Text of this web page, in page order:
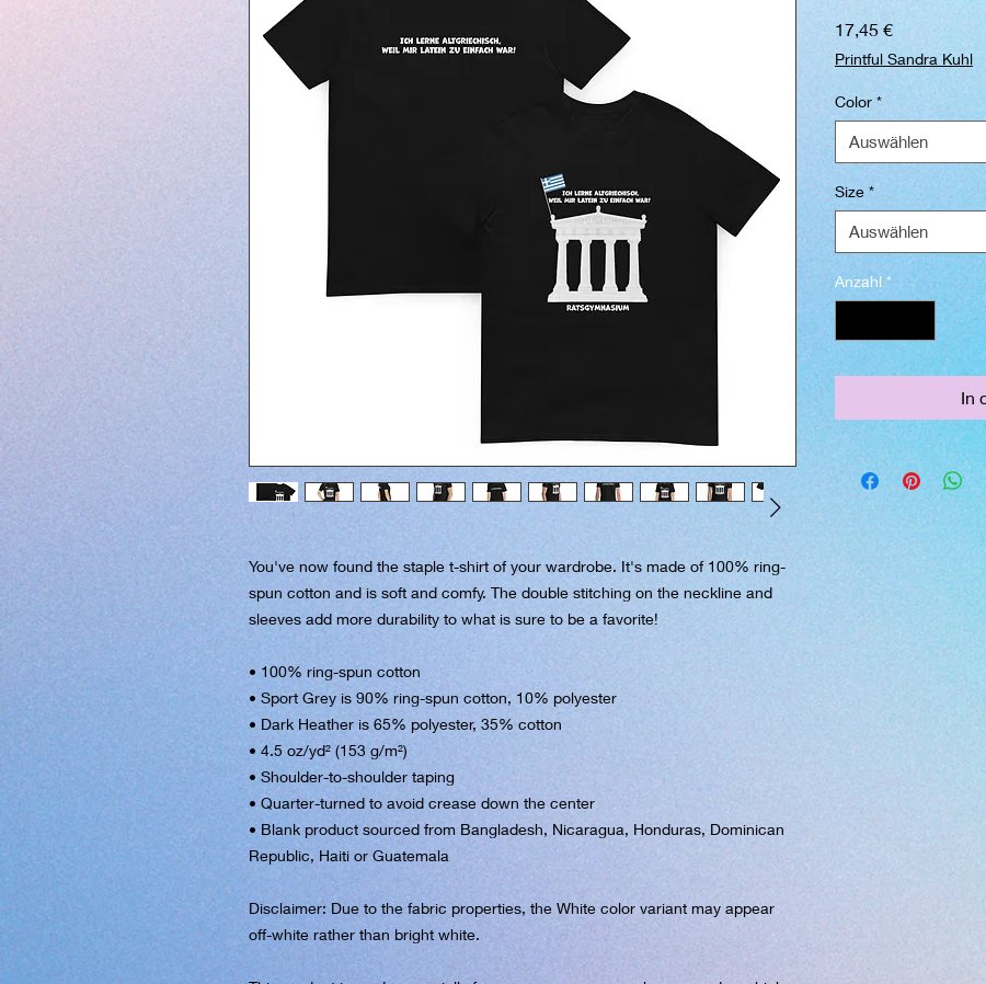
You've now found the staple t-shirt of your wardrobe. It's made of 100% ring-
spun cotton and is soft and comfy. The double stitching on the neckline and
sleeves add more durability to what is sure to be a favorite!
• 100% ring-spun cotton
• Sport Grey is 90% ring-spun cotton, 10% polyester
• Dark Heather is 65% polyester, 35% cotton
• 4.5 oz/yd² (153 g/m²)
• Shoulder-to-shoulder taping
• Quarter-turned to avoid crease down the center
• Blank product sourced from Bangladesh, Nicaragua, Honduras, Dominican
Republic, Haiti or Guatemala
Disclaimer: Due to the fabric properties, the White color variant may appear
off-white rather than bright white.
17,45 €Preis
Printful Sandra Kuhl
Color *
Auswählen
Size *
Auswählen
Anzahl *
In